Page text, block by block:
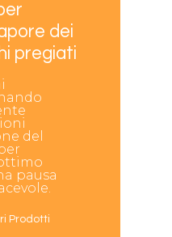
dei
pregiati
del
pausa
Prodotti